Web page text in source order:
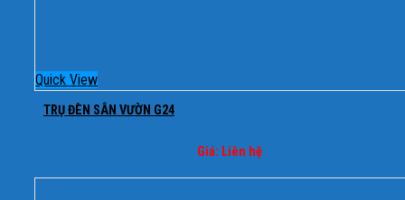
Quick View
TRỤ ĐÈN SÂN VƯỜN G24
Giá: Liên hệ